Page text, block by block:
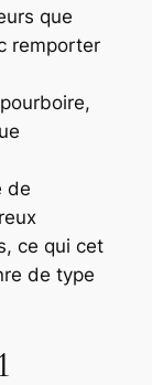
que
remporter
de
ce qui cet
de type